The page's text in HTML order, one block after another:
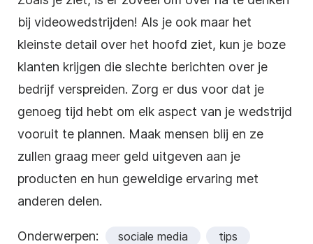
bij videowedstrijden! Als je ook maar het
kleinste detail over het hoofd ziet, kun je boze
klanten krijgen die slechte berichten over je
bedrijf verspreiden. Zorg er dus voor dat je
genoeg tijd hebt om elk aspect van je wedstrijd
vooruit te plannen. Maak mensen blij en ze
zullen graag meer geld uitgeven aan je
producten en hun geweldige ervaring met
anderen delen.
Onderwerpen: sociale media tips